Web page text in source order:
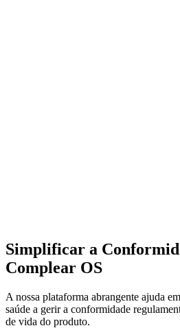
Simplificar a
Complear OS
A nossa plataforma abrangente ajuda
saúde a gerir a conformidade
de vida do produto.